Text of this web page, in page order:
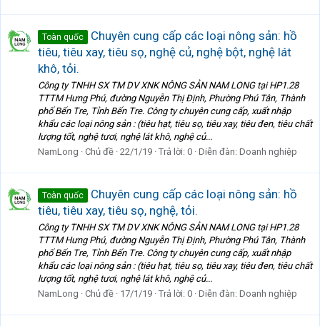
Toàn quốc
Chuyên cung cấp các loại nông sản: hồ
tiêu, tiêu xay, tiêu sọ, nghệ củ, nghệ bột, nghệ lát
khô, tỏi.
Công ty TNHH SX TM DV XNK NÔNG SẢN NAM LONG tại HP1.28
TTTM Hưng Phú, đường Nguyễn Thị Định, Phường Phú Tân, Thành
phố Bến Tre, Tỉnh Bến Tre. Công ty chuyên cung cấp, xuất nhập
khẩu các loại nông sản : (tiêu hạt, tiêu sọ, tiêu xay, tiêu đen, tiêu chất
lượng tốt, nghệ tươi, nghệ lát khô, nghệ củ...
NamLong
Chủ đề 22/1/19 Trả lời: 0 Diễn đàn: Doanh nghiệp
Toàn quốc
Chuyên cung cấp các loại nông sản: hồ
tiêu, tiêu xay, tiêu sọ, nghệ, tỏi.
Công ty TNHH SX TM DV XNK NÔNG SẢN NAM LONG tại HP1.28
TTTM Hưng Phú, đường Nguyễn Thị Định, Phường Phú Tân, Thành
phố Bến Tre, Tỉnh Bến Tre. Công ty chuyên cung cấp, xuất nhập
khẩu các loại nông sản : (tiêu hạt, tiêu sọ, tiêu xay, tiêu đen, tiêu chất
lượng tốt, nghệ tươi, nghệ lát khô, nghệ củ...
NamLong
Chủ đề 17/1/19 Trả lời: 0 Diễn đàn: Doanh nghiệp